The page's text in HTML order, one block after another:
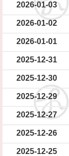
2026-01-03
2026-01-02
2026-01-01
2025-12-31
2025-12-30
2025-12-29
2025-12-27
2025-12-26
2025-12-25